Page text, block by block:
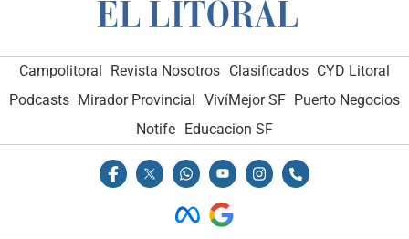
Campolitoral Revista Nosotros Clasificados CYD Litoral
Podcasts Mirador Provincial VivíMejor SF Puerto Negocios
Notife
Educacion SF